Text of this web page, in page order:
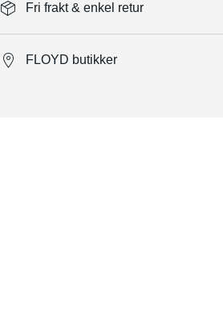
Fri frakt & enkel retur
FLOYD butikker